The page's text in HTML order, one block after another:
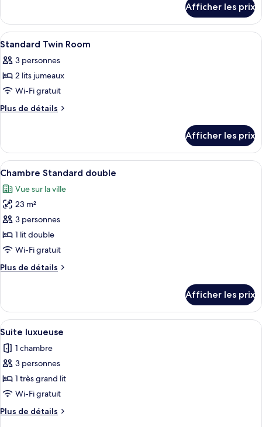
chambre :
Executive
Twin
Room
Executive
Twin
Room
Afficher les prix
Afficher
toutes
les
photos
pour
ce
chambre :
Standard
Twin
Room
Une chambre d’hôtel avec un lit, un
1
Standard Twin Room
3 personnes
2 lits jumeaux
Wi-Fi gratuit
Plus de détails
Plus
Standard
Twin
Room
Afficher les prix
Afficher
toutes
les
photos
pour
ce
type
chambre :
double
Une chambre d’hôtel moderne
9
Chambre Standard double
Vue sur la ville
23 m²
3 personnes
1 lit double
Wi-Fi gratuit
Plus de détails
Plus
Chambre
Standard
double
Afficher les prix
Afficher
toutes
les
photos
pour
ce
type
de
Une chambre à coucher avec un
13
Suite luxueuse
1 chambre
3 personnes
1 très grand lit
Wi-Fi gratuit
Plus de détails
Plus